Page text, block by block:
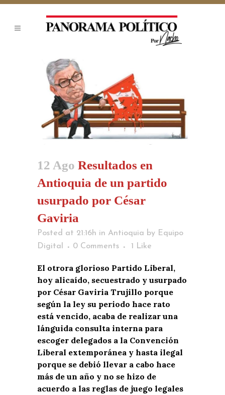
12 Ago Resultados en
Antioquia de un partido
usurpado por César
Gaviria
Posted at 21:16h in Antioquia by Equipo
Digital
0 Comments 1 Like
El otrora glorioso Partido Liberal,
hoy alicaído, secuestrado y usurpado
por César Gaviria Trujillo porque
según la ley su periodo hace rato
está vencido, acaba de realizar una
lánguida consulta interna para
escoger delegados a la Convención
Liberal extemporánea y hasta ilegal
porque se debió llevar a cabo hace
más de un año y no se hizo de
acuerdo a las reglas de juego legales